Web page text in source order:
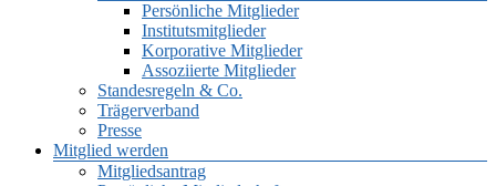
Persönliche Mitglieder
Institutsmitglieder
Korporative Mitglieder
Assoziierte Mitglieder
Standesregeln & Co.
Trägerverband
Presse
Mitglied werden
Mitgliedsantrag